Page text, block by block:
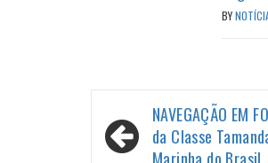
BY
Navegação
de
NAVEGAÇÃO EM
da Classe